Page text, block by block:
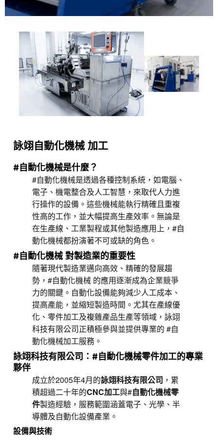
詠翊自動化機械 加工
#自動化機械是什麼？
#自動化機械是透過各種控制系統，如電腦、
電子、機電整合及人工智慧，來取代人力進
行操作的設備。這些機械能執行精確且重複
性高的工作，並大幅提高生產效率。無論是
在生產線、工業製程或其他製造應用上，#自
動化機械都扮演著不可或缺的角色。
#自動化機械 對製造業的重要性
隨著現代製造業邁向高效、精確的發展趨
勢，#自動化機械 的應用逐漸成為企業競爭
力的關鍵。自動化設備能夠減少人工成本、
提高產能，並縮短製造時間。尤其在產線優
化、零件加工及複雜產品生產等領域，詠翊
科技有限公司正積極參與並提供專業的 #自
動化機械加工服務。
詠翊科技有限公司：#自動化機械零件加工的專業
夥伴
成立於2005年4月的詠翊科技有限公司 ，累
積超過二十年的CNC加工與#自動化機械零
件製造經驗，服務範圍涵蓋電子、光學、半
導體及自動化設備產業。
設備與技術